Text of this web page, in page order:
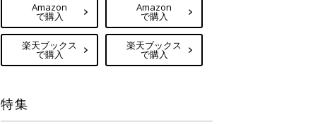
Amazon
で購入
楽天ブックス
で購入
Amazon
で購入
楽天ブックス
で購入
特集